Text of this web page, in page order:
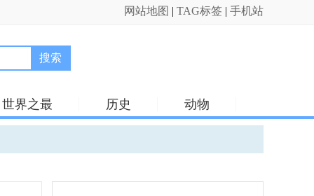
网站地图 | TAG标签 | 手机站
搜索
世界之最 历史 动物